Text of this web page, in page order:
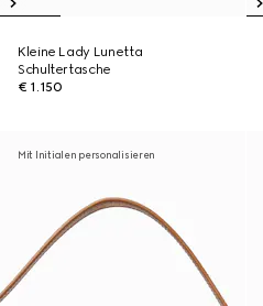
Kleine Lady Lunetta
Schultertasche
€ 1.150
Mit Initialen personalisieren